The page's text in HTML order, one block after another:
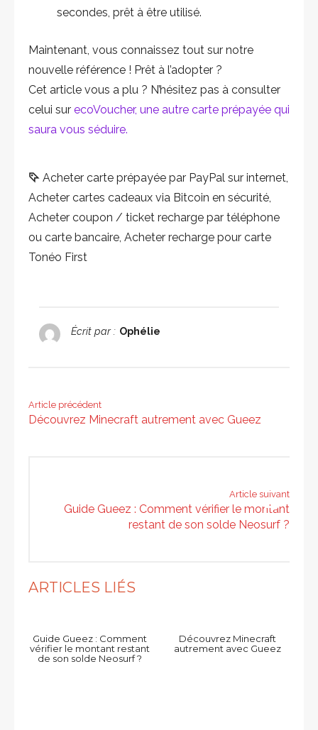
secondes, prêt à être utilisé.
Maintenant, vous connaissez tout sur notre
nouvelle référence ! Prêt à l’adopter ?
Cet article vous a plu ? N’hésitez pas à consulter
celui sur ecoVoucher, une autre carte prépayée qui
saura vous séduire.
Acheter carte prépayée par PayPal sur internet,
Acheter cartes cadeaux via Bitcoin en sécurité,
Acheter coupon / ticket recharge par téléphone
ou carte bancaire, Acheter recharge pour carte
Tonéo First
Écrit par : Ophélie
Article précédent
Découvrez Minecraft autrement avec Gueez
Article suivant
Guide Gueez : Comment vérifier le montant
restant de son solde Neosurf ?
ARTICLES LIÉS
Guide Gueez : Comment
vérifier le montant restant
de son solde Neosurf ?
Découvrez Minecraft
autrement avec Gueez